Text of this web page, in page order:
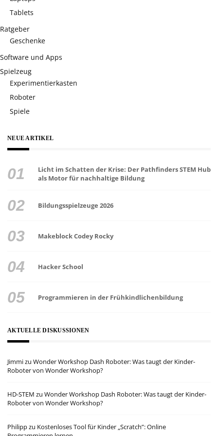
Tablets
Ratgeber
Geschenke
Software und Apps
Spielzeug
Experimentierkasten
Roboter
Spiele
NEUE ARTIKEL
Licht im Schatten der Krise: Der Pathfinders STEM Hub
als Motor für nachhaltige Bildung
Bildungsspielzeuge 2026
Makeblock Codey Rocky
Hacker School
Programmieren in der Frühkindlichenbildung
AKTUELLE DISKUSSIONEN
Jimmizu Wonder Workshop Dash Roboter: Was taugt der Kinder-
Roboter von Wonder Workshop?
HD-STEM zu Wonder Workshop Dash Roboter: Was taugt der Kinder-
Roboter von Wonder Workshop?
Philippzu Kostenloses Tool für Kinder „Scratch”: Online